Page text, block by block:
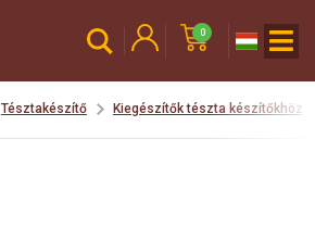
0
Tésztakészítő Kiegészítők tészta készítőkhöz